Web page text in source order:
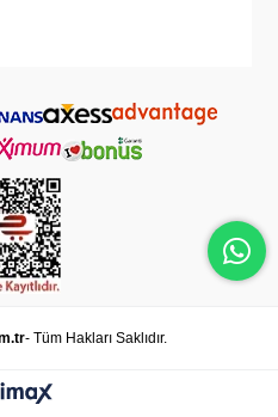
- Tüm Hakları Saklıdır.